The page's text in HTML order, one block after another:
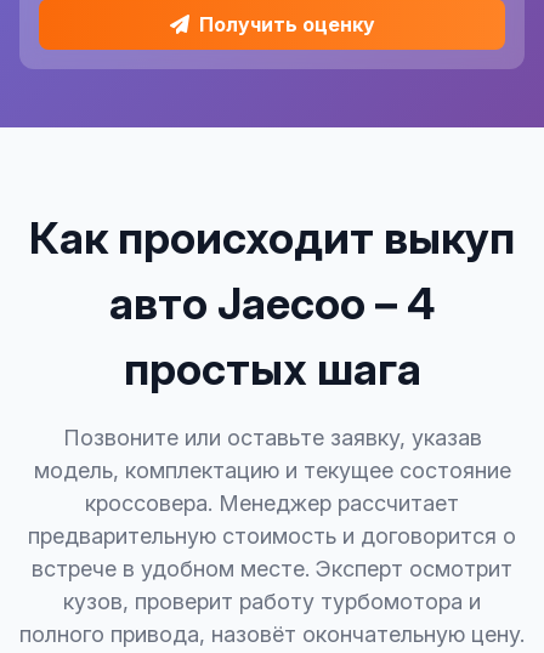
Получить оценку
Как происходит выкуп
авто Jaecoo – 4
простых шага
Позвоните или оставьте заявку, указав
модель, комплектацию и текущее состояние
кроссовера. Менеджер рассчитает
предварительную стоимость и договорится о
встрече в удобном месте. Эксперт осмотрит
кузов, проверит работу турбомотора и
полного привода, назовёт окончательную цену.